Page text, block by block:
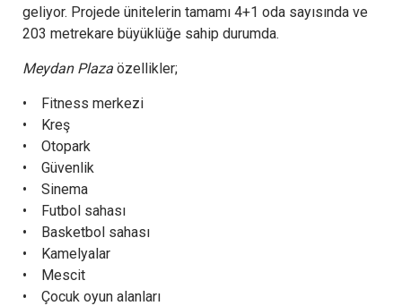
geliyor. Projede ünitelerin tamamı 4+1 oda sayısında ve
203 metrekare büyüklüğe sahip durumda.
Meydan Plaza özellikler;
• Fitness merkezi
• Kreş
• Otopark
• Güvenlik
• Sinema
• Futbol sahası
• Basketbol sahası
• Kamelyalar
• Mescit
• Çocuk oyun alanları